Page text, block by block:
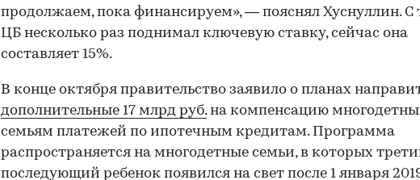
продолжаем, пока финансируем», — пояснял Хуснуллин. С
ЦБ несколько раз поднимал ключевую ставку, сейчас она
составляет 15%.
В конце октября правительство заявило о планах
дополнительные 17 млрд руб.на компенсацию
семьям платежей по ипотечным кредитам. Программа
распространяется на многодетные семьи, в которых
последующий ребенок появился на свет после 1 января